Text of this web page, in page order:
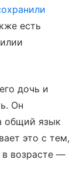
есть
дочь и
Он
общий язык
это с тем,
возрасте —